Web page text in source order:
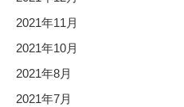
2021年11月
2021年10月
2021年8月
2021年7月